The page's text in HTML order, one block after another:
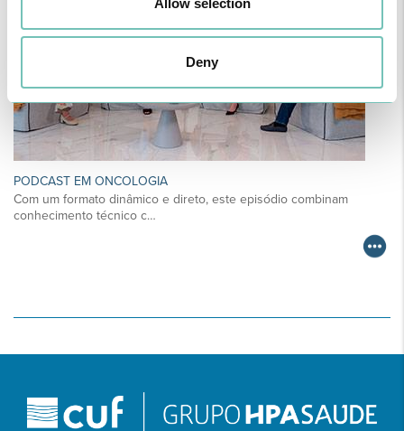
Deny
PODCAST EM ONCOLOGIA
Com um formato dinâmico e direto, este episódio combinam
conhecimento técnico c…